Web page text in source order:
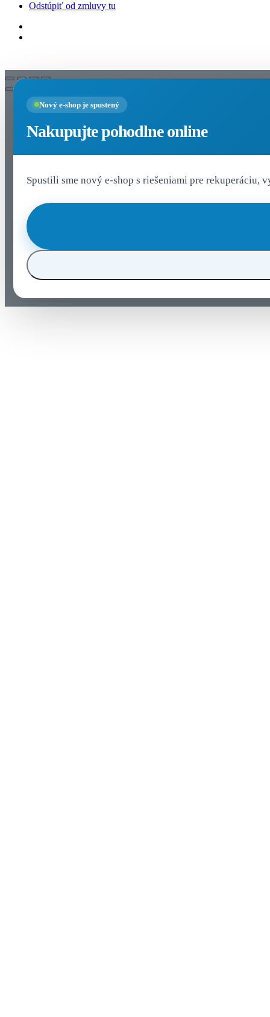
Odstúpiť od zmluvy tu
Nový e-shop je spustený
Nakupujte pohodlne online
Spustili sme nový e-shop s riešeniami pre rekuperáciu,